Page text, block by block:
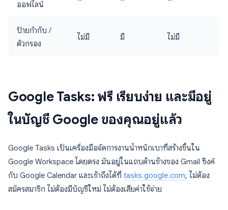
ออฟไลน์
ป้ายกำกับ /
ตัวกรอง
ไม่มี มี ไม่มี
Google Tasks: ฟรี เรียบง่าย และมีอยู่
ในบัญชี Google ของคุณอยู่แล้ว
Google Tasks เป็นเครื่องมือจัดการงานน้ำหนักเบาที่สร้างขึ้นใน
Google Workspace โดยตรง มันอยู่ในแถบด้านข้างของ Gmail ซิงค์
กับ Google Calendar และเข้าถึงได้ที่ tasks.google.com, ไม่ต้อง
สมัครสมาชิก ไม่ต้องมีบัญชีใหม่ ไม่ต้องเสียค่าใช้จ่าย